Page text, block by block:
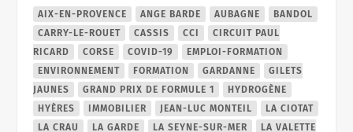
ENVIRONNEMENT
FORMATION GARDANNE
GILETS
JAUNES
GRAND PRIX DE FORMULE 1
HYDROGÈNE
HYÈRES
IMMOBILIER JEAN-LUC MONTEIL
LA CIOTAT
LA CRAU
LA GARDE LA SEYNE-SUR-MER
LA VALETTE
DU VAR
LE CASTELLET LE PRADET
LES ALCHIMISTES
CÔTE D'AZUR
LOGEMENT MARSEILLE
MEDEF
PROVENCE-ALPES-CÔTE D’AZUR
MÉTROPOLE TOULON